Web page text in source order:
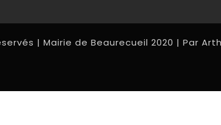
| Mairie de Beaurecueil 2020 | Par